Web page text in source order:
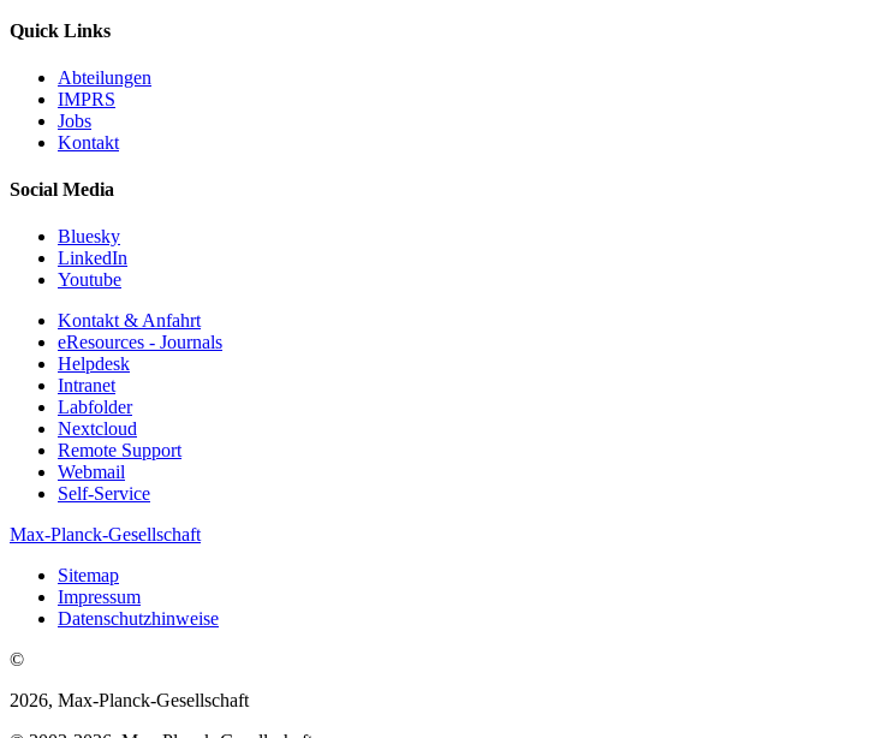
Quick Links
Abteilungen
IMPRS
Jobs
Kontakt
Social Media
Bluesky
LinkedIn
Youtube
Kontakt & Anfahrt
eResources - Journals
Helpdesk
Intranet
Labfolder
Nextcloud
Remote Support
Webmail
Self-Service
Max-Planck-Gesellschaft
Sitemap
Impressum
Datenschutzhinweise
©
2026, Max-Planck-Gesellschaft